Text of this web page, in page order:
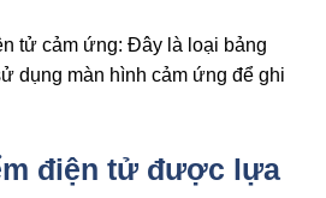
tử cảm ứng: Đây là loại bảng
dụng màn hình cảm ứng để ghi
điện tử được lựa